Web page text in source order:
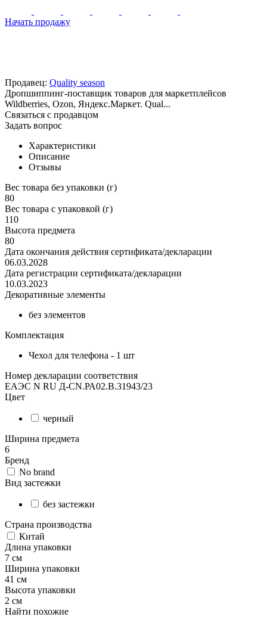
Начать продажу
Продавец: Quality season
Дропшиппинг-поставщик товаров для маркетплейсов
Wildberries, Ozon, Яндекс.Маркет. Qual...
Связаться с продавцом
Задать вопрос
Характеристики
Описание
Отзывы
Вес товара без упаковки (г)
80
Вес товара с упаковкой (г)
110
Высота предмета
80
Дата окончания действия сертификата/декларации
06.03.2028
Дата регистрации сертификата/декларации
10.03.2023
Декоративные элементы
без элементов
Комплектация
Чехол для телефона - 1 шт
Номер декларации соответствия
ЕАЭС N RU Д-CN.РА02.В.31943/23
Цвет
черный
Ширина предмета
6
Бренд
No brand
Вид застежки
без застежки
Страна производства
Китай
Длина упаковки
7 см
Ширина упаковки
41 см
Высота упаковки
2 см
Найти похожие